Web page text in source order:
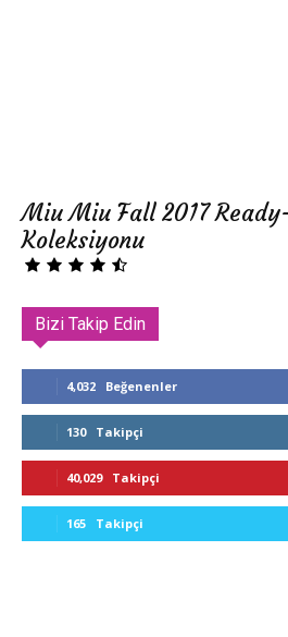
Miu Miu Fall 2017
Koleksiyonu
Bizi Takip Edin
4,032 Beğenenler
130 Takipçi
40,029 Takipçi
165 Takipçi